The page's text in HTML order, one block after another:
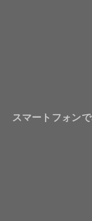
スマートフォン